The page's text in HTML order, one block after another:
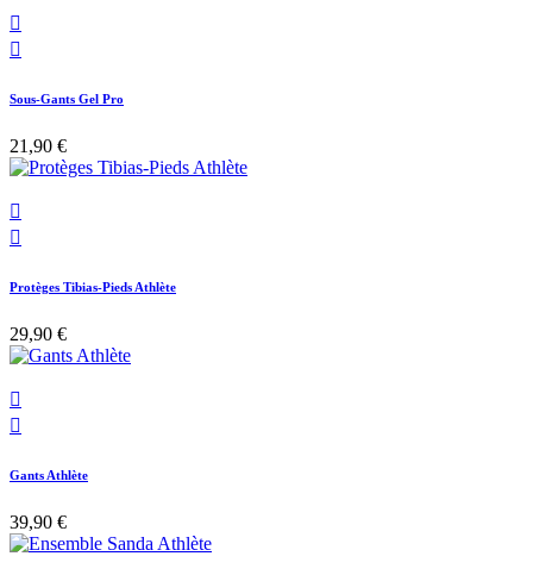


Sous-Gants Gel Pro
21,90 €


Protèges Tibias-Pieds Athlète
29,90 €


Gants Athlète
39,90 €